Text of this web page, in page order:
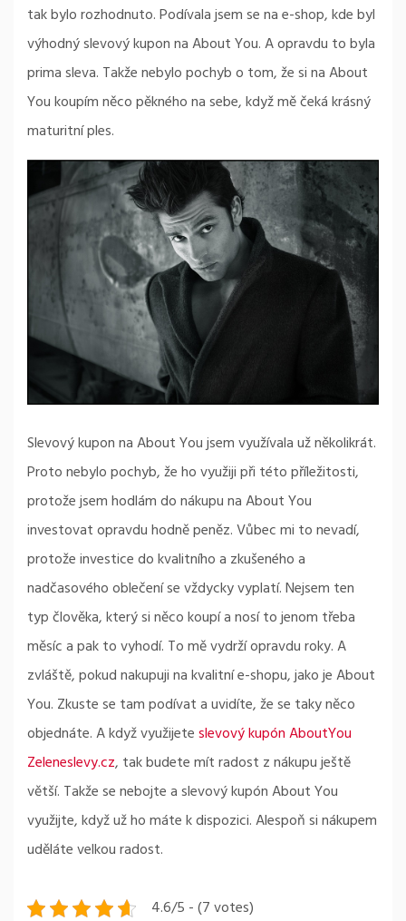
tak bylo rozhodnuto. Podívala jsem se na e-shop, kde byl
výhodný slevový kupon na About You. A opravdu to byla
prima sleva. Takže nebylo pochyb o tom, že si na About
You koupím něco pěkného na sebe, když mě čeká krásný
maturitní ples.
Slevový kupon na About You jsem využívala už několikrát.
Proto nebylo pochyb, že ho využiji při této příležitosti,
protože jsem hodlám do nákupu na About You
investovat opravdu hodně peněz. Vůbec mi to nevadí,
protože investice do kvalitního a zkušeného a
nadčasového oblečení se vždycky vyplatí. Nejsem ten
typ člověka, který si něco koupí a nosí to jenom třeba
měsíc a pak to vyhodí. To mě vydrží opravdu roky. A
zvláště, pokud nakupuji na kvalitní e-shopu, jako je About
You. Zkuste se tam podívat a uvidíte, že se taky něco
objednáte. A když využijeteslevový kupón AboutYou
Zeleneslevy.cz, tak budete mít radost z nákupu ještě
větší. Takže se nebojte a slevový kupón About You
využijte, když už ho máte k dispozici. Alespoň si nákupem
uděláte velkou radost.
4.6/5 - (7 votes)